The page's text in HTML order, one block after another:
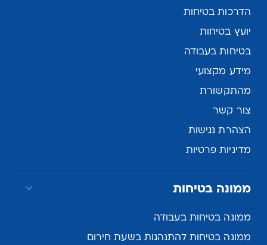
הדרכות בטיחות
יועץ בטיחות
בטיחות בעבודה
מידע מקצועי
מהתקשורת
צור קשר
הצהרת נגישות
מדיניות פרטיות
ממונה בטיחות
ממונה בטיחות בעבודה
ממונה בטיחות להתנהגות בשעת חירום